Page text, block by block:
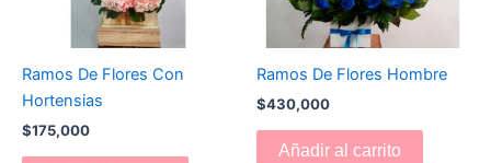
Ramos De Flores Con
Hortensias
$175,000
Ramos De Flores Hombre
$430,000
Añadir al carrito